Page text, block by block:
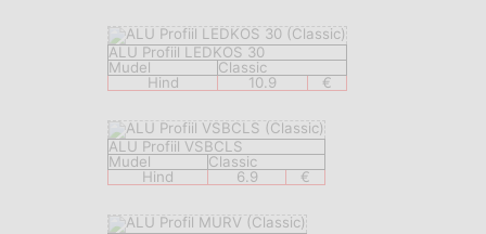
ALU Profiil LEDKOS 30
Mudel
Classic
Hind
10.9 €
ALU Profiil VSBCLS
Mudel
Classic
Hind
6.9 €